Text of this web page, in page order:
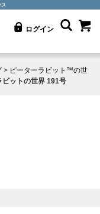
ス
ログイン
> ピーターラビット™の世
ビットの世界 191号